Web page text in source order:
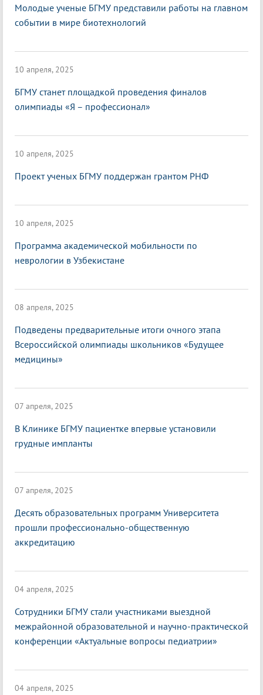
Молодые ученые БГМУ представили работы на главном
событии в мире биотехнологий
10 апреля, 2025
БГМУ станет площадкой проведения финалов
олимпиады «Я – профессионал»
10 апреля, 2025
Проект ученых БГМУ поддержан грантом РНФ
10 апреля, 2025
Программа академической мобильности по
неврологии в Узбекистане
08 апреля, 2025
Подведены предварительные итоги очного этапа
Всероссийской олимпиады школьников «Будущее
медицины»
07 апреля, 2025
В Клинике БГМУ пациентке впервые установили
грудные импланты
07 апреля, 2025
Десять образовательных программ Университета
прошли профессионально-общественную
аккредитацию
04 апреля, 2025
Сотрудники БГМУ стали участниками выездной
межрайонной образовательной и научно-практической
конференции «Актуальные вопросы педиатрии»
04 апреля, 2025